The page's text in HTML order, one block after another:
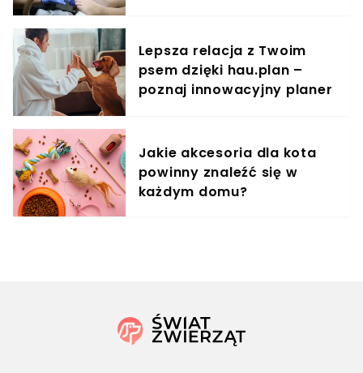
Lepsza relacja z Twoim
psem dzięki hau.plan –
poznaj innowacyjny planer
Jakie akcesoria dla kota
powinny znaleźć się w
każdym domu?